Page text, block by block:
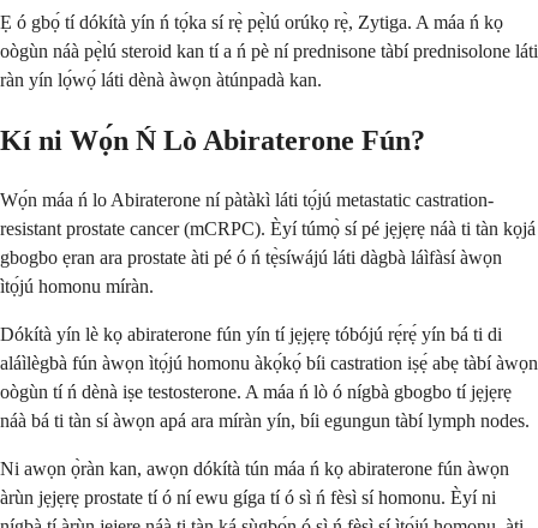
Ẹ ó gbọ́ tí dókítà yín ń tọ́ka sí rẹ̀ pẹ̀lú orúkọ rẹ̀, Zytiga. A máa ń kọ
oògùn náà pẹ̀lú steroid kan tí a ń pè ní prednisone tàbí prednisolone láti
ràn yín lọ́wọ́ láti dènà àwọn àtúnpadà kan.
Kí ni Wọ́n Ń Lò Abiraterone Fún?
Wọ́n máa ń lo Abiraterone ní pàtàkì láti tọ́jú metastatic castration-
resistant prostate cancer (mCRPC). Èyí túmọ̀ sí pé jẹjẹrẹ náà ti tàn kọjá
gbogbo ẹran ara prostate àti pé ó ń tẹ̀síwájú láti dàgbà láìfàsí àwọn
ìtọ́jú homonu míràn.
Dókítà yín lè kọ abiraterone fún yín tí jẹjẹrẹ tóbójú rẹ́rẹ́ yín bá ti di
aláìlègbà fún àwọn ìtọ́jú homonu àkọ́kọ́ bíi castration iṣẹ́ abẹ tàbí àwọn
oògùn tí ń dènà iṣe testosterone. A máa ń lò ó nígbà gbogbo tí jẹjẹrẹ
náà bá ti tàn sí àwọn apá ara míràn yín, bíi egungun tàbí lymph nodes.
Ni awọn ọ̀ràn kan, awọn dókítà tún máa ń kọ abiraterone fún àwọn
àrùn jẹjẹrẹ prostate tí ó ní ewu gíga tí ó sì ń fèsì sí homonu. Èyí ni